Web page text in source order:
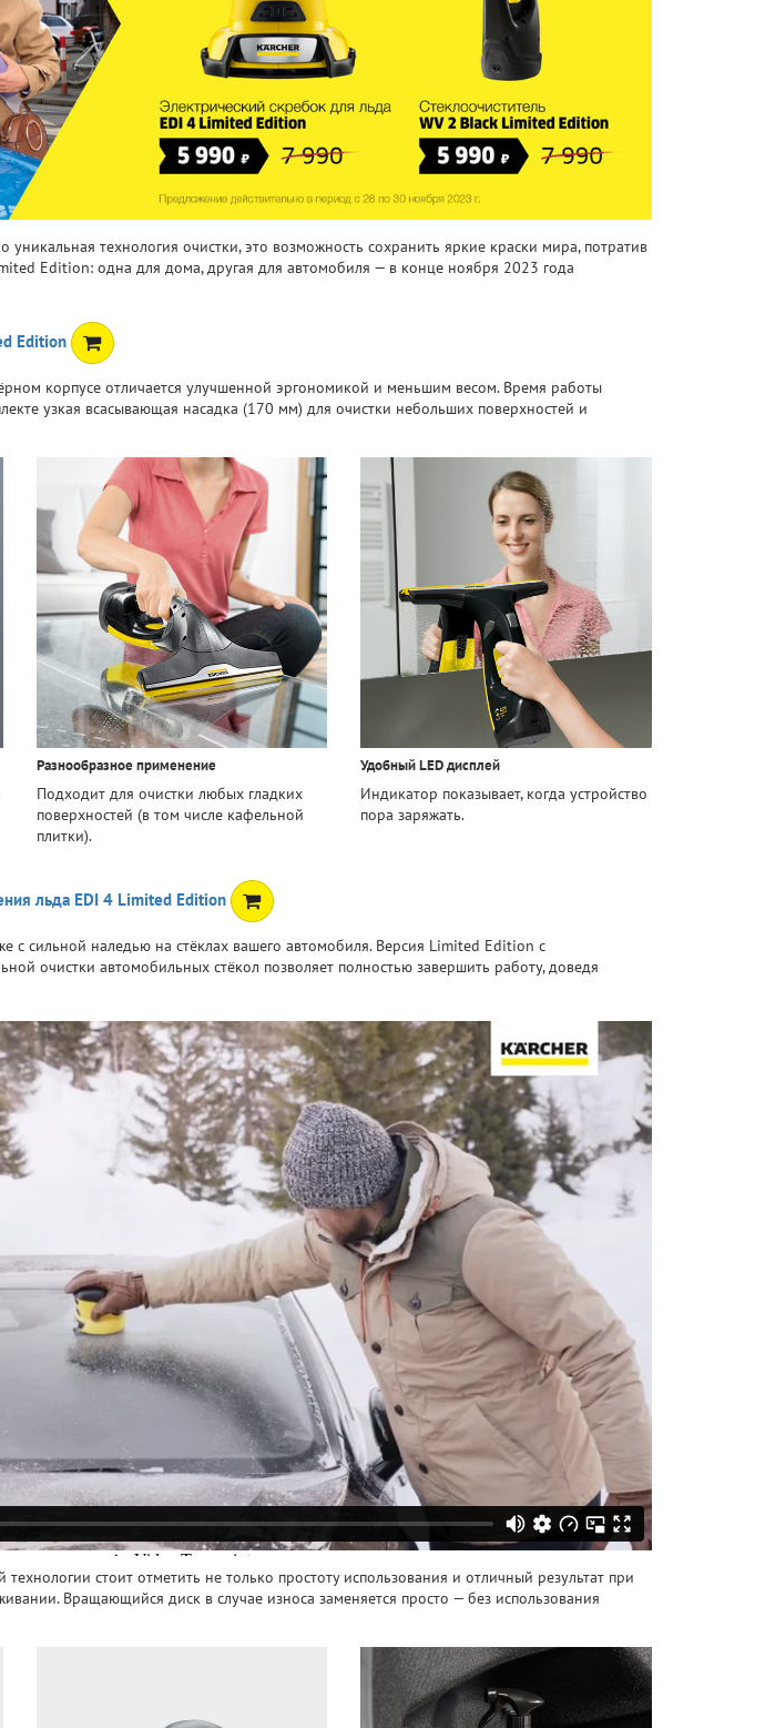
уникальная технология очистки, это возможность сохранить яркие краски мира, потратив
Edition: одна для дома, другая для автомобиля — в конце ноября 2023 года
Edition
корпусе отличается улучшенной эргономикой и меньшим весом. Время работы
узкая всасывающая насадка (170 мм) для очистки небольших поверхностей и
Разнообразное применение
Подходит для очистки любых гладких
поверхностей (в том числе кафельной
плитки).
Удобный LED дисплей
Индикатор показывает, когда устройство
пора заряжать.
льда EDI 4 Limited Edition
с сильной наледью на стёклах вашего автомобиля. Версия Limited Edition с
очистки автомобильных стёкол позволяет полностью завершить работу, доведя
стоит отметить не только простоту использования и отличный результат при
Вращающийся диск в случае износа заменяется просто — без использования